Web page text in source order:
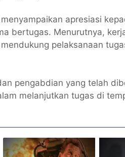
apresiasi
bertugas. Menurutnya,
pelaksanaan
pengabdian yang telah
melanjutkan tugas di